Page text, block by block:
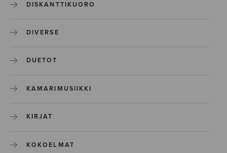
DISKANTTIKUORO
DIVERSE
DUETOT
KAMARIMUSIIKKI
KIRJAT
KOKOELMAT